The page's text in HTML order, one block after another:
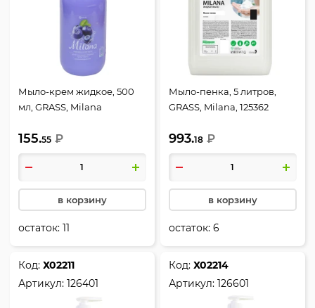
Мыло-крем жидкое, 500
мл, GRASS, Milana
155.55 ₽
в корзину
остаток:11
Мыло-пенка, 5 литров,
GRASS, Milana, 125362
993.18 ₽
в корзину
остаток:6
Код:Х02211
Артикул:126401
Код:Х02214
Артикул:126601